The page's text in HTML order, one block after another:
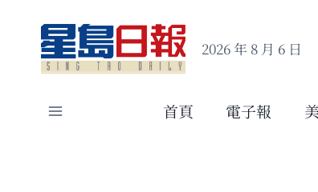
content
2026 年 8 月 6 日
首頁 電子報